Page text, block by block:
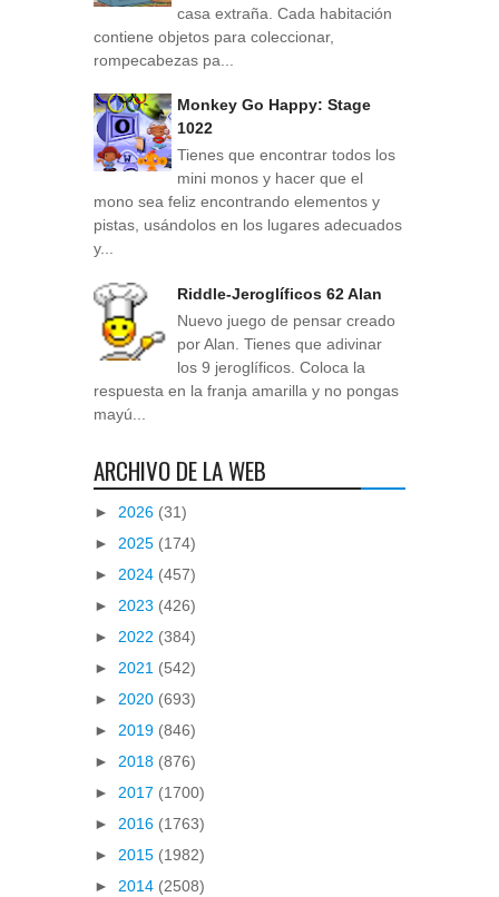
casa extraña. Cada habitación
contiene objetos para coleccionar,
rompecabezas pa...
Monkey Go Happy: Stage
1022
Tienes que encontrar todos los
mini monos y hacer que el
mono sea feliz encontrando elementos y
pistas, usándolos en los lugares adecuados
y...
Riddle-Jeroglíficos 62 Alan
Nuevo juego de pensar creado
por Alan. Tienes que adivinar
los 9 jeroglíficos. Coloca la
respuesta en la franja amarilla y no pongas
mayú...
ARCHIVO DE LA WEB
► 2026 (31)
► 2025 (174)
► 2024 (457)
► 2023 (426)
► 2022 (384)
► 2021 (542)
► 2020 (693)
► 2019 (846)
► 2018 (876)
► 2017 (1700)
► 2016 (1763)
► 2015 (1982)
► 2014 (2508)